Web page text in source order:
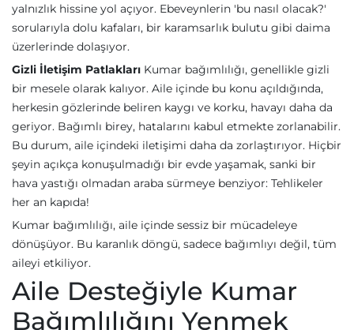
yalnızlık hissine yol açıyor. Ebeveynlerin 'bu nasıl olacak?'
sorularıyla dolu kafaları, bir karamsarlık bulutu gibi daima
üzerlerinde dolaşıyor.
Gizli İletişim Patlakları Kumar bağımlılığı, genellikle gizli
bir mesele olarak kalıyor. Aile içinde bu konu açıldığında,
herkesin gözlerinde beliren kaygı ve korku, havayı daha da
geriyor. Bağımlı birey, hatalarını kabul etmekte zorlanabilir.
Bu durum, aile içindeki iletişimi daha da zorlaştırıyor. Hiçbir
şeyin açıkça konuşulmadığı bir evde yaşamak, sanki bir
hava yastığı olmadan araba sürmeye benziyor: Tehlikeler
her an kapıda!
Kumar bağımlılığı, aile içinde sessiz bir mücadeleye
dönüşüyor. Bu karanlık döngü, sadece bağımlıyı değil, tüm
aileyi etkiliyor.
Aile Desteğiyle Kumar
Bağımlılığını Yenmek